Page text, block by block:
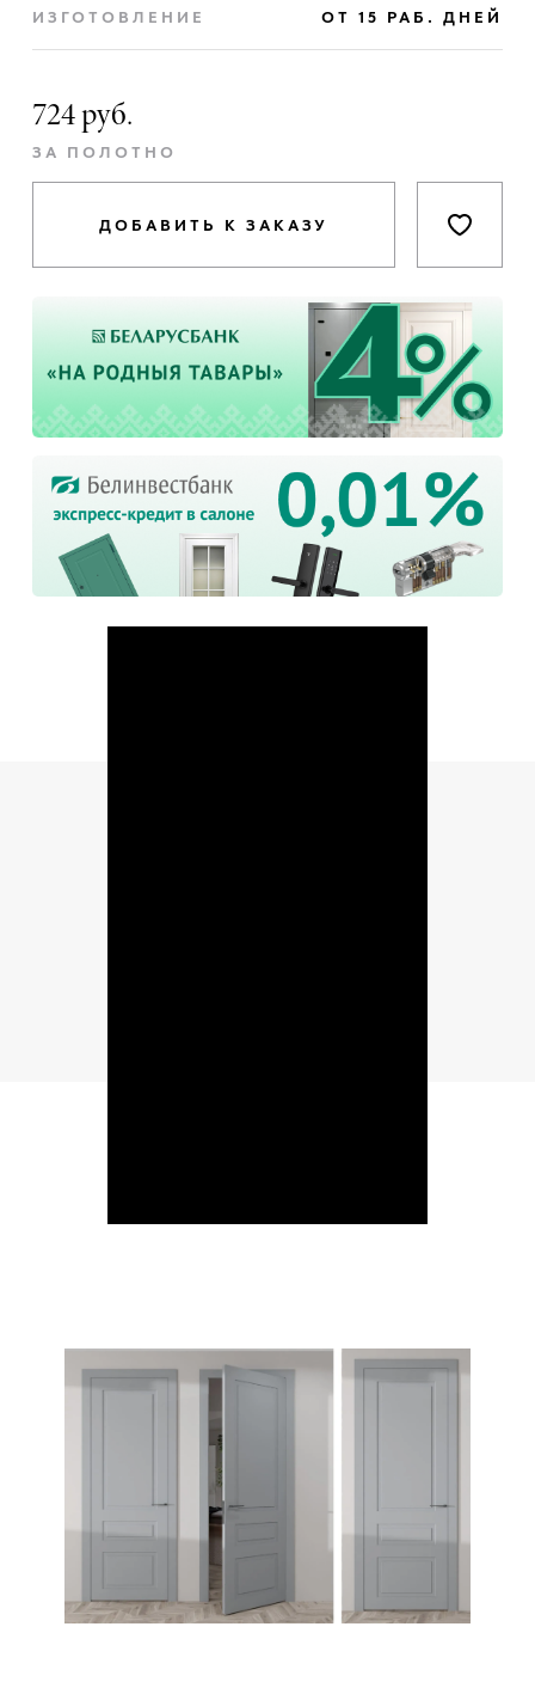
ИЗГОТОВЛЕНИЕ ОТ 15 РАБ. ДНЕЙ
724 руб.
ЗА ПОЛОТНО
ДОБАВИТЬ К ЗАКАЗУ